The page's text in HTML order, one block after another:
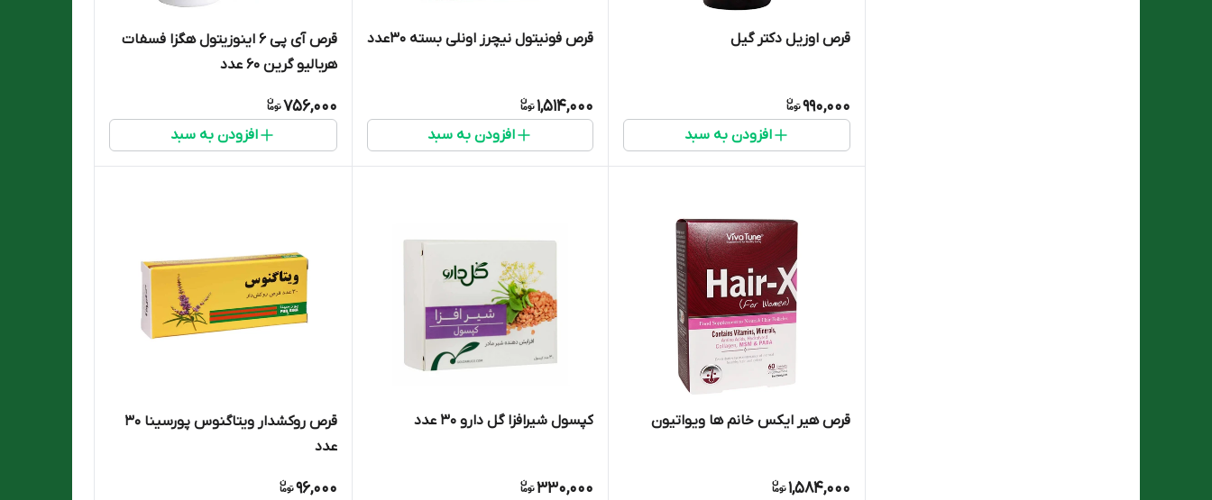
قرص اوزیل دکتر گیل
990,000
افزودن به سبد
قرص فونیتول نیچرز اونلی بسته 30عدد
1,514,000
افزودن به سبد
قرص آی پی 6 اینوزیتول هگزا فسفات
هربالیو گرین 60 عدد
756,000
افزودن به سبد
قرص هیر ایکس خانم ها ویواتیون
1,584,000
کپسول شیرافزا گل دارو ۳۰ عدد
330,000
قرص روکشدار ویتاگنوس پورسینا 30
عدد
96,000